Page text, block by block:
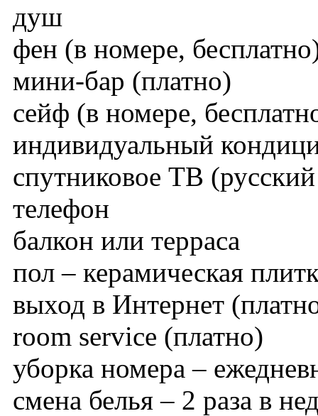
душ
фен (в номере,
мини-бар (платно)
сейф (в номере,
индивидуальный
спутниковое TВ
телефон
балкон или терраса
пол – керамическая
выход в Интернет
room service (платно)
уборка номера –
смена белья – 2 раза в